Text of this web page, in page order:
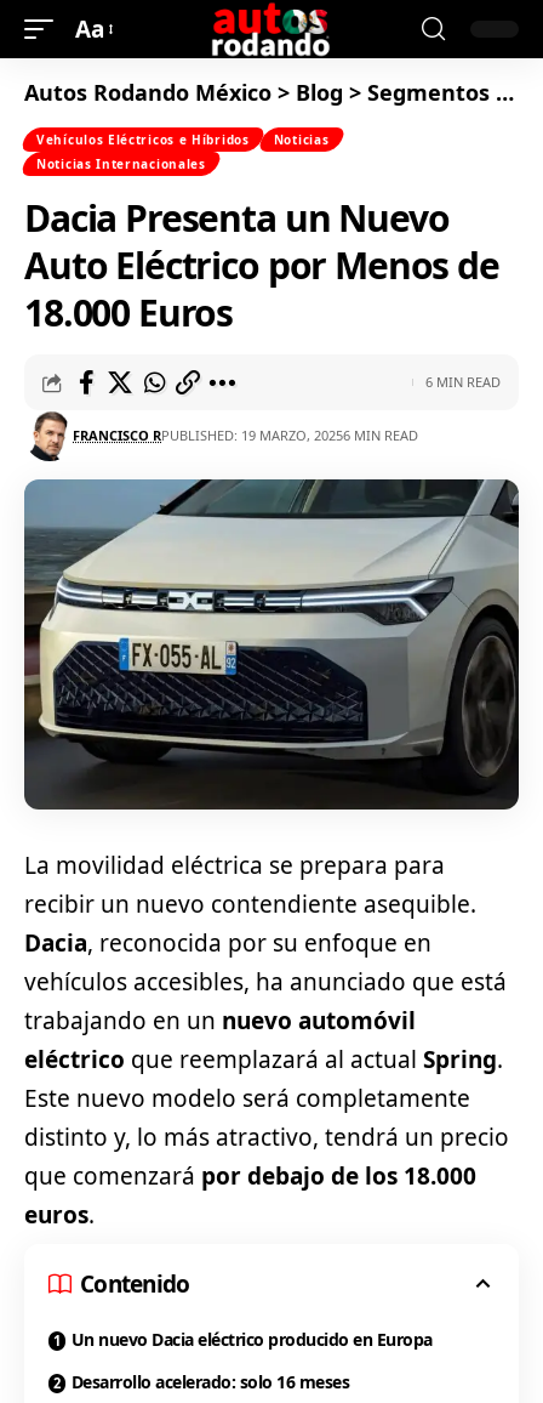
Aa
Autos Rodando México > Blog > Segmentos
Vehículos Eléctricos e Híbridos
Noticias
Noticias Internacionales
Dacia Presenta un Nuevo
Auto Eléctrico por Menos de
18.000 Euros
FRANCISCO RPUBLISHED: 19 MARZO, 20256 MIN READ
6 MIN READ
La movilidad eléctrica se prepara para
recibir un nuevo contendiente asequible.
Dacia, reconocida por su enfoque en
vehículos accesibles, ha anunciado que está
trabajando en un nuevo automóvil
eléctrico que reemplazará al actual Spring.
Este nuevo modelo será completamente
distinto y, lo más atractivo, tendrá un precio
que comenzará por debajo de los 18.000
euros.
Contenido
Un nuevo Dacia eléctrico producido en Europa
Desarrollo acelerado: solo 16 meses